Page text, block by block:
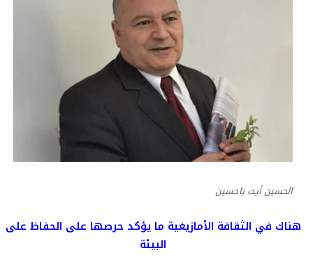
الحسين أيت باحسين
هناك في الثقافة الأمازيغية ما يؤكد حرصها على الحفاظ على
البيئة